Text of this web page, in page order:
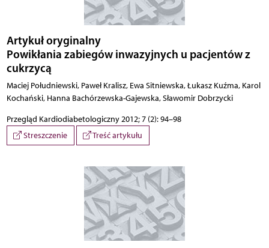
Artykuł oryginalny
Powikłania zabiegów inwazyjnych u pacjentów z
cukrzycą
Maciej Południewski, Paweł Kralisz, Ewa Sitniewska, Łukasz Kuźma, Karol
Kochański, Hanna Bachórzewska-Gajewska, Sławomir Dobrzycki
Przegląd Kardiodiabetologiczny 2012; 7 (2): 94–98
Streszczenie
Treść artykułu